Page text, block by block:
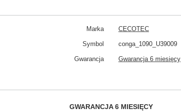
Marka CECOTEC
Symbol conga_1090_U39009
Gwarancja Gwarancja 6 miesięcy
GWARANCJA 6 MIESIĘCY